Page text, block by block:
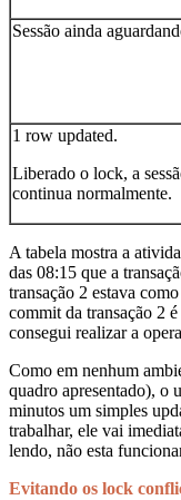
Sessão ainda
1 row updated.
Liberado o lock, a
continua normalmente.
A tabela mostra a
das 08:15 que a
transação 2 estava
commit da transação 2
consegui realizar a
Como em nenhum
quadro apresentado), o
minutos um simples
trabalhar, ele vai
lendo, não esta
Evitando os lock